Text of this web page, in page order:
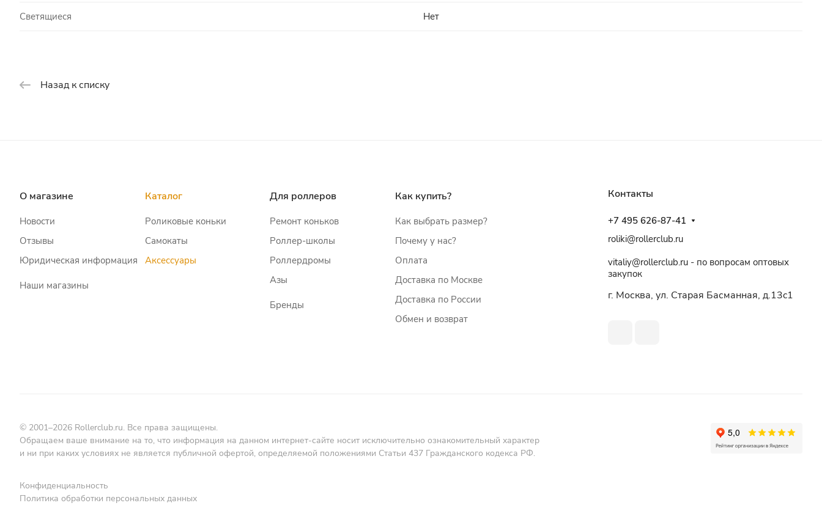
Светящиеся Нет
Назад к списку
О магазине
Новости
Отзывы
Юридическая информация
Наши магазины
Каталог
Роликовые коньки
Самокаты
Аксессуары
Для роллеров
Ремонт коньков
Роллер-школы
Роллердромы
Азы
Бренды
Как купить?
Как выбрать размер?
Почему у нас?
Оплата
Доставка по Москве
Доставка по России
Обмен и возврат
Контакты
+7 495 626-87-41
roliki@rollerclub.ru
vitaliy@rollerclub.ru - по вопросам оптовых
закупок
г. Москва, ул. Старая Басманная, д.13c1
© 2001–2026 Rollerclub.ru. Все права защищены.
Обращаем ваше внимание на то, что информация на данном интернет-сайте носит исключительно ознакомительный характер
и ни при каких условиях не является публичной офертой, определяемой положениями Статьи 437 Гражданского кодекса РФ.
Конфиденциальность
Политика обработки персональных данных